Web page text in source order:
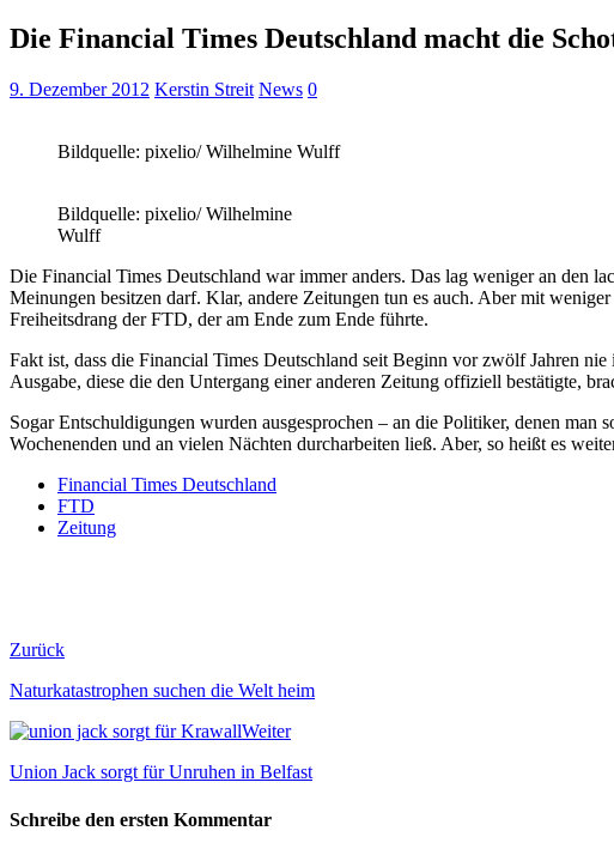
Die Financial Times Deutschland macht die
9. Dezember 2012 Kerstin Streit News 0
Bildquelle: pixelio/ Wilhelmine Wulff
Bildquelle: pixelio/ Wilhelmine
Wulff
Die Financial Times Deutschland war immer anders. Das lag weniger an den
Meinungen besitzen darf. Klar, andere Zeitungen tun es auch. Aber mit
Freiheitsdrang der FTD, der am Ende zum Ende führte.
Fakt ist, dass die Financial Times Deutschland seit Beginn vor zwölf Jahren
Ausgabe, diese die den Untergang einer anderen Zeitung offiziell bestätigte,
Sogar Entschuldigungen wurden ausgesprochen – an die Politiker, denen
Wochenenden und an vielen Nächten durcharbeiten ließ. Aber, so heißt es
Financial Times Deutschland
FTD
Zeitung
Zurück
Naturkatastrophen suchen die Welt heim
Weiter
Union Jack sorgt für Unruhen in Belfast
Schreibe den ersten Kommentar